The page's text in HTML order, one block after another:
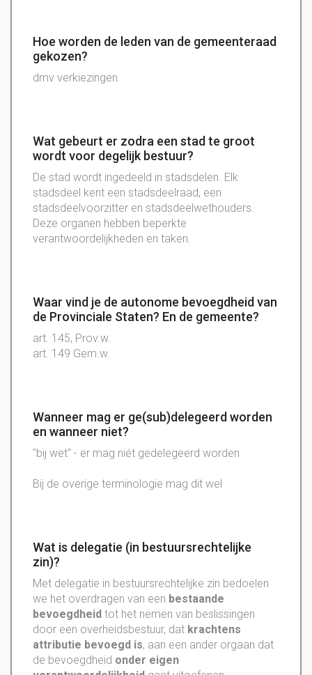
Hoe worden de leden van de gemeenteraad
gekozen?
dmv verkiezingen
Wat gebeurt er zodra een stad te groot
wordt voor degelijk bestuur?
De stad wordt ingedeeld in stadsdelen. Elk
stadsdeel kent een stadsdeelraad, een
stadsdeelvoorzitter en stadsdeelwethouders.
Deze organen hebben beperkte
verantwoordelijkheden en taken.
Waar vind je de autonome bevoegdheid van
de Provinciale Staten? En de gemeente?
art. 145, Prov.w.
art. 149 Gem.w.
Wanneer mag er ge(sub)delegeerd worden
en wanneer niet?
"bij wet" - er mag niét gedelegeerd worden
Bij de overige terminologie mag dit wel
Wat is delegatie (in bestuursrechtelijke
zin)?
Met delegatie in bestuursrechtelijke zin bedoelen
we het overdragen van een bestaande
bevoegdheid tot het nemen van beslissingen
door een overheidsbestuur, dat krachtens
attributie bevoegd is, aan een ander orgaan dat
de bevoegdheid onder eigen